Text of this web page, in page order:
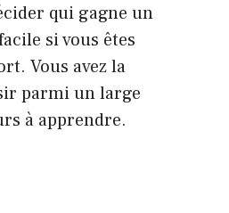
qui gagne un
si vous êtes
Vous avez la
parmi un large
à apprendre.